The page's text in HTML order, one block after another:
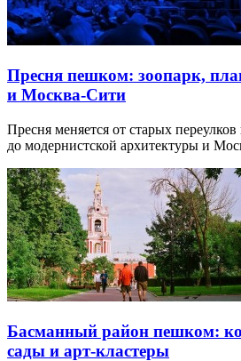
Пресня пешком: зоопарк,
и Москва-Сити
Пресня меняется от старых
до модернистской архитектуры и
Басманный район пешком:
сады и арт-кластеры